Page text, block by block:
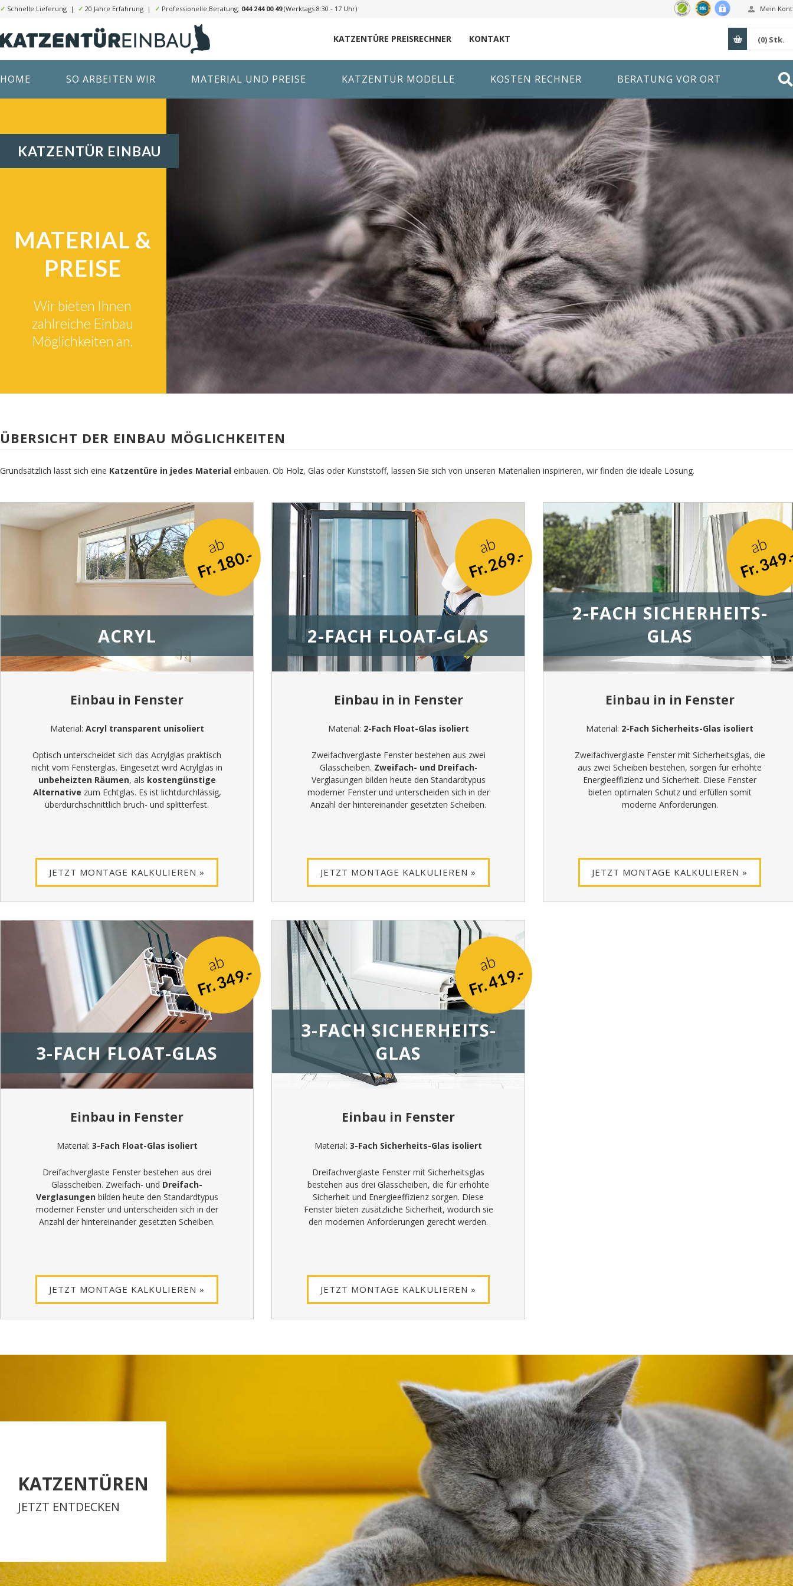
Mein
✓ Schnelle Lieferung | ✓ 20 Jahre Erfahrung | ✓ Professionelle Beratung: 044 244 00 49(Werktags 8:30 - 17 Uhr)
KATZENTÜRE PREISRECHNER KONTAKT (0) Stk.
HOME SO ARBEITEN WIR MATERIAL UND PREISE KATZENTÜR MODELLE KOSTEN RECHNER BERATUNG VOR ORT
KATZENTÜR EINBAU
MATERIAL &
PREISE
Wir bieten Ihnen
zahlreiche Einbau
Möglichkeiten an.
ÜBERSICHT DER EINBAU MÖGLICHKEITEN
Grundsätzlich lässt sich eine Katzentüre in jedes Material einbauen. Ob Holz, Glas oder Kunststoff, lassen Sie sich von unseren Materialien inspirieren, wir finden die ideale Lösung.
ACRYL
Einbau in Fenster
Material: Acryl transparent unisoliert
Optisch unterscheidet sich das Acrylglas praktisch
nicht vom Fensterglas. Eingesetzt wird Acrylglas in
unbeheizten Räumen, als kostengünstige
Alternative zum Echtglas. Es ist lichtdurchlässig,
überdurchschnittlich bruch- und splitterfest.
JETZT MONTAGE KALKULIEREN »
ab
Fr. 180.-
2-FACH FLOAT-GLAS
Einbau in in Fenster
Material: 2-Fach Float-Glas isoliert
Zweifachverglaste Fenster bestehen aus zwei
Glasscheiben. Zweifach- und Dreifach-
Verglasungen bilden heute den Standardtypus
moderner Fenster und unterscheiden sich in der
Anzahl der hintereinander gesetzten Scheiben.
JETZT MONTAGE KALKULIEREN »
ab
Fr. 269.-
2-FACH SICHERHEITS-
GLAS
Einbau in in Fenster
Material: 2-Fach Sicherheits-Glas isoliert
Zweifachverglaste Fenster mit Sicherheitsglas, die
aus zwei Scheiben bestehen, sorgen für erhöhte
Energieeffizienz und Sicherheit. Diese Fenster
bieten optimalen Schutz und erfüllen somit
moderne Anforderungen.
JETZT MONTAGE KALKULIEREN »
ab
Fr.
3-FACH FLOAT-GLAS
Einbau in Fenster
Material: 3-Fach Float-Glas isoliert
Dreifachverglaste Fenster bestehen aus drei
Glasscheiben. Zweifach- und Dreifach-
Verglasungenbilden heute den Standardtypus
moderner Fenster und unterscheiden sich in der
Anzahl der hintereinander gesetzten Scheiben.
JETZT MONTAGE KALKULIEREN »
ab
Fr. 349.-
3-FACH SICHERHEITS-
GLAS
Einbau in Fenster
Material: 3-Fach Sicherheits-Glas isoliert
Dreifachverglaste Fenster mit Sicherheitsglas
bestehen aus drei Glasscheiben, die für erhöhte
Sicherheit und Energieeffizienz sorgen. Diese
Fenster bieten zusätzliche Sicherheit, wodurch sie
den modernen Anforderungen gerecht werden.
JETZT MONTAGE KALKULIEREN »
ab
Fr. 419.-
KATZENTÜREN
JETZT ENTDECKEN